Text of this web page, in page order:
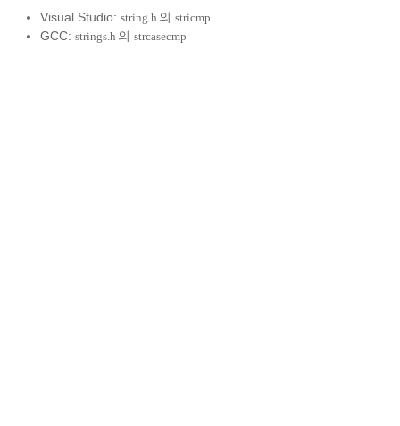
Visual Studio: string.h 의 stricmp
GCC: strings.h 의 strcasecmp